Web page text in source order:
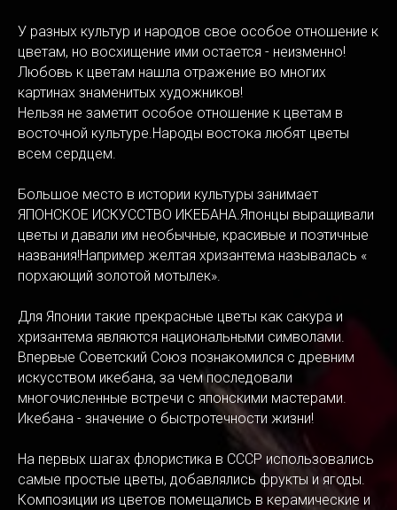
У разных культур и народов свое особое отношение к
цветам, но восхищение ими остается - неизменно!
Любовь к цветам нашла отражение во многих
картинах знаменитых художников!
Нельзя не заметит особое отношение к цветам в
восточной культуре.Народы востока любят цветы
всем сердцем.
Большое место в истории культуры занимает
ЯПОНСКОЕ ИСКУССТВО ИКЕБАНА.Японцы выращивали
цветы и давали им необычные, красивые и поэтичные
названия!Например желтая хризантема называлась «
порхающий золотой мотылек».
Для Японии такие прекрасные цветы как сакура и
хризантема являются национальными символами.
Впервые Советский Союз познакомился с древним
искусством икебана, за чем последовали
многочисленные встречи с японскими мастерами.
Икебана - значение о быстротечности жизни!
На первых шагах флористика в СССР использовались
самые простые цветы, добавлялись фрукты и ягоды.
Композиции из цветов помещались в керамические и